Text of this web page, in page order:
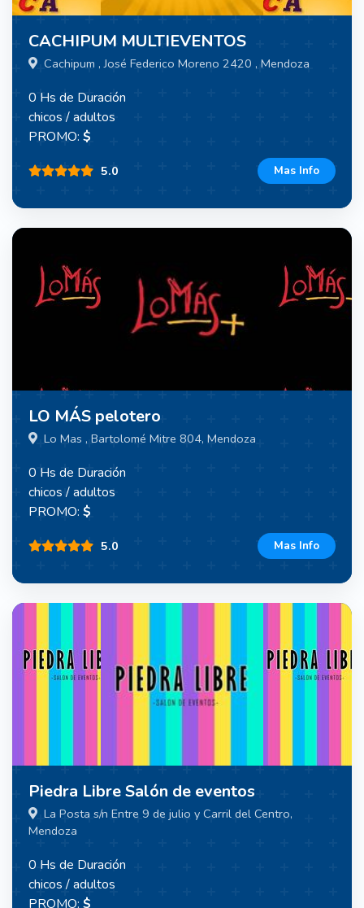
CACHIPUM MULTIEVENTOS
Cachipum , José Federico Moreno 2420 , Mendoza
0 Hs de Duración
chicos / adultos
PROMO: $
5.0 Mas Info
LO MÁS pelotero
Lo Mas , Bartolomé Mitre 804, Mendoza
0 Hs de Duración
chicos / adultos
PROMO: $
5.0 Mas Info
Piedra Libre Salón de eventos
La Posta s/n Entre 9 de julio y Carril del Centro,
Mendoza
0 Hs de Duración
chicos / adultos
PROMO: $